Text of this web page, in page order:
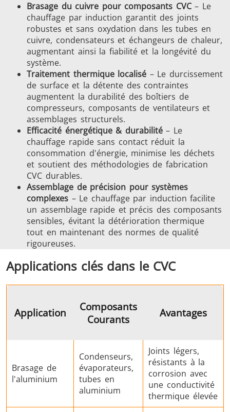
Série SH
Têtes de
chauffe
Aérospatiale Automobile
Centres
données
Énergie verte Fil et câble
Semi-
Tube et
Brasage du cuivre pour composants CVC– Le
chauffage par induction garantit des joints
robustes et sans oxydation dans les tubes en
cuivre, condensateurs et échangeurs de chaleur,
augmentant ainsi la fiabilité et la longévité du
système.
Traitement thermique localisé – Le durcissement
de surface et la détente des contraintes
augmentent la durabilité des boîtiers de
compresseurs, composants de ventilateurs et
assemblages structurels.
Efficacité énergétique & durabilité– Le
chauffage rapide sans contact réduit la
consommation d'énergie, minimise les déchets
et soutient des méthodologies de fabrication
CVC durables.
Assemblage de précision pour systèmes
complexes – Le chauffage par induction facilite
un assemblage rapide et précis des composants
sensibles, évitant la détérioration thermique
tout en maintenant des normes de qualité
rigoureuses.
Applications clés dans le CVC
Application
Composants
Courants
Avantages
Brasage de
l'aluminium
Condenseurs,
évaporateurs,
tubes en
aluminium
Joints légers,
résistants à la
corrosion avec
une conductivité
thermique élevée